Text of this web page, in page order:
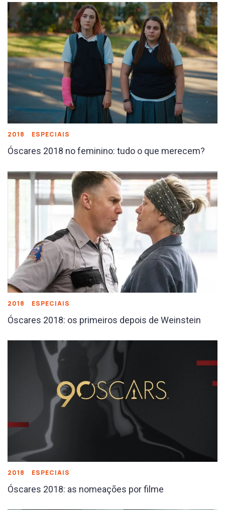
2018 ESPECIAIS
Óscares 2018 no feminino: tudo o que merecem?
2018 ESPECIAIS
Óscares 2018: os primeiros depois de Weinstein
2018 ESPECIAIS
Óscares 2018: as nomeações por filme